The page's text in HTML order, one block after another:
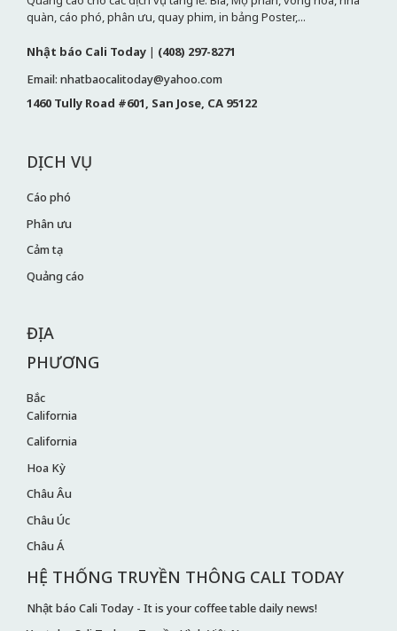
quàn, cáo phó, phân ưu, quay phim, in bảng Poster,...
Nhật báo Cali Today | (408) 297-8271
Email: nhatbaocalitoday@yahoo.com
1460 Tully Road #601, San Jose, CA 95122
DỊCH VỤ
Cáo phó
Phân ưu
Cảm tạ
Quảng cáo
ĐỊA
PHƯƠNG
Bắc
California
California
Hoa Kỳ
Châu Âu
Châu Úc
Châu Á
HỆ THỐNG TRUYỀN THÔNG CALI TODAY
Nhật báo Cali Today - It is your coffee table daily news!